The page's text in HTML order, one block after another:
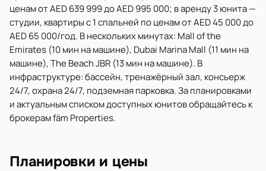
ценам от AED 639 999 до AED 995 000; в аренду 3 юнита —
студии, квартиры с 1 спальней по ценам от AED 45 000 до
AED 65 000/год. В нескольких минутах: Mall of the
Emirates (10 мин на машине), Dubai Marina Mall (11 мин на
машине), The Beach JBR (13 мин на машине). В
инфраструктуре: бассейн, тренажёрный зал, консьерж
24/7, охрана 24/7, подземная парковка. За планировками
и актуальным списком доступных юнитов обращайтесь к
брокерам fäm Properties.
Планировки и цены